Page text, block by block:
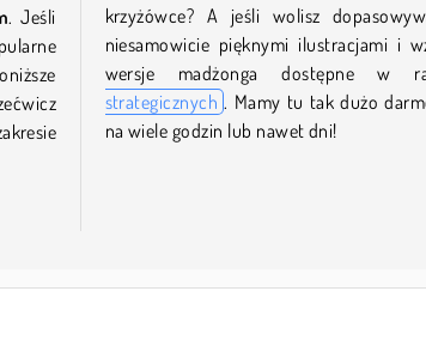
. Jeśli
krzyżówce? A jeśli wolisz
niesamowicie pięknymi ilustracjami i
wersje madżonga dostępne w
strategicznych . Mamy tu tak dużo
na wiele godzin lub nawet dni!